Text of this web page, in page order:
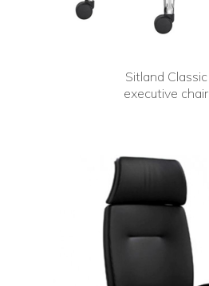
Sitland Classic
executive chair